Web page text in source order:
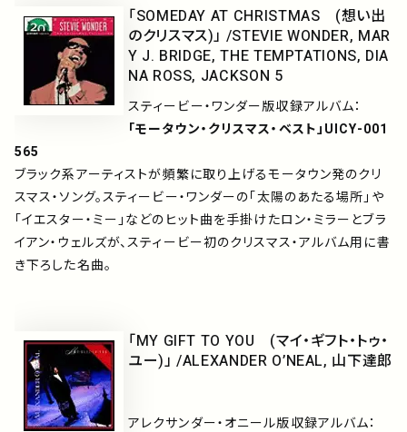
「SOMEDAY AT CHRISTMAS (想い出
のクリスマス)」 /STEVIE WONDER, MAR
Y J. BRIDGE, THE TEMPTATIONS, DIA
NA ROSS, JACKSON 5
スティービー・ワンダー版収録アルバム：
「モータウン・クリスマス・ベスト」UICY-001
565
ブラック系アーティストが頻繁に取り上げるモータウン発のクリ
スマス・ソング。スティービー・ワンダーの「太陽のあたる場所」や
「イエスター・ミー」などのヒット曲を手掛けたロン・ミラーとブラ
イアン・ウェルズが、スティービー初のクリスマス・アルバム用に書
き下ろした名曲。
「MY GIFT TO YOU (マイ・ギフト・トゥ・
ユー)」 /ALEXANDER O’NEAL, 山下達郎
アレクサンダー・オニール版収録アルバム：